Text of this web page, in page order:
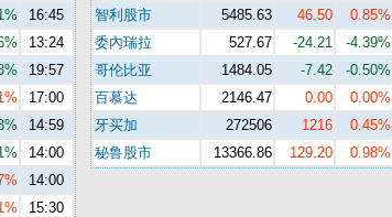
16:45
13:24
19:57
17:00
14:59
14:00
14:00
15:30
智利股市
5485.63 46.50 0.85%
委內瑞拉
527.67 -24.21 -4.39%
哥伦比亚
1484.05 -7.42 -0.50%
百慕达
2146.47 0.00 0.00%
牙买加
272506 1216 0.45%
秘鲁股市
13366.86 129.20 0.98%